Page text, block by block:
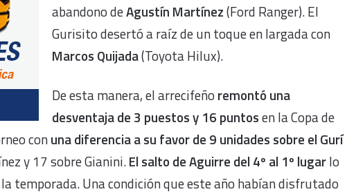
abandono deAgustín Martínez(Ford Ranger). El
Gurisito desertó a raíz de un toque en largada con
Marcos Quijada(Toyota Hilux).
De esta manera, el arrecifeño remontó una
desventaja de 3 puestos y 16 puntosen la Copa de
conuna diferencia a su favor de 9 unidades sobre el Gurí
y 17 sobre Gianini.El salto de Aguirre del 4º al 1º lugarlo
temporada. Una condición que este año habían disfrutado